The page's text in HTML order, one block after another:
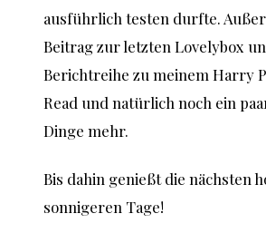
ausführlich testen durfte.
Beitrag zur letzten Lovelybox
Berichtreihe zu meinem Harry
Read und natürlich noch ein
Dinge mehr.
Bis dahin genießt die nächsten
sonnigeren Tage!